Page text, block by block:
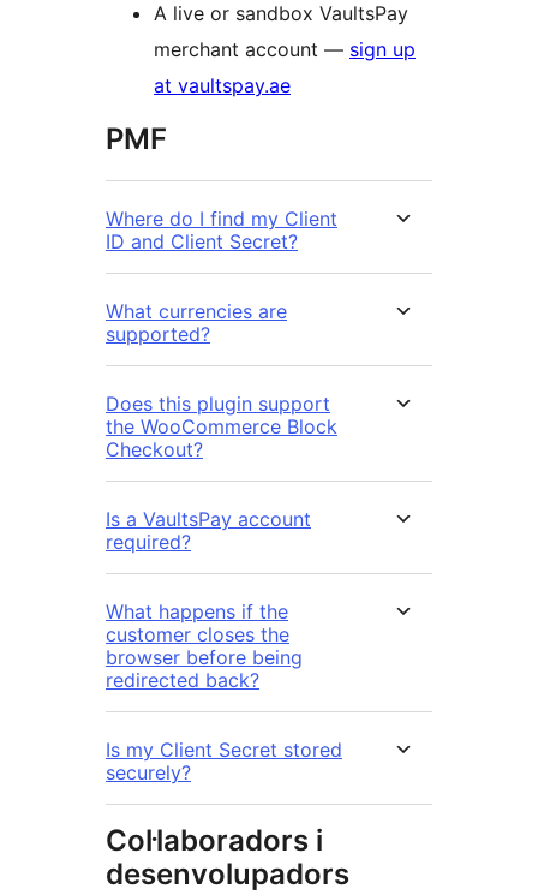
A live or sandbox VaultsPay
merchant account — sign up
at vaultspay.ae
PMF
Where do I find my Client
ID and Client Secret?
What currencies are
supported?
Does this plugin support
the WooCommerce Block
Checkout?
Is a VaultsPay account
required?
What happens if the
customer closes the
browser before being
redirected back?
Is my Client Secret stored
securely?
Col·laboradors i
desenvolupadors